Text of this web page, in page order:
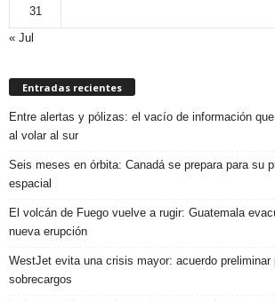
31
« Jul
Entradas recientes
Entre alertas y pólizas: el vacío de información
al volar al sur
Seis meses en órbita: Canadá se prepara para su
espacial
El volcán de Fuego vuelve a rugir: Guatemala
nueva erupción
WestJet evita una crisis mayor: acuerdo preliminar
sobrecargos